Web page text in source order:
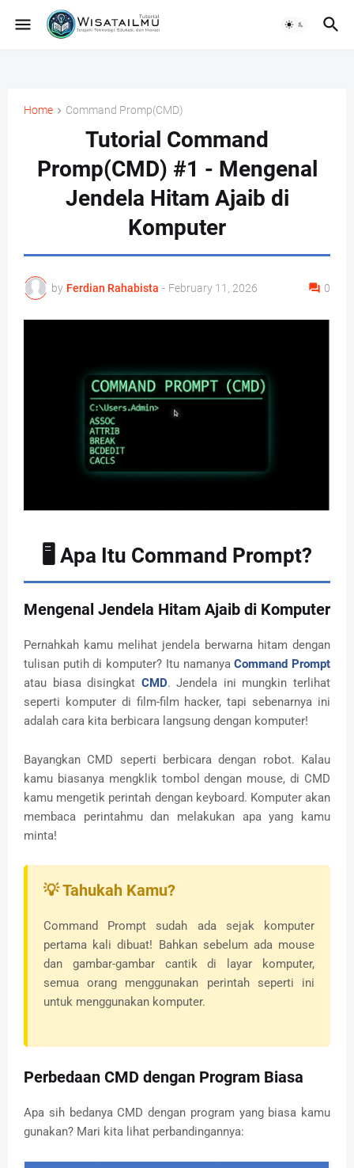
Home Command Promp(CMD)
Tutorial Command
Promp(CMD) #1 - Mengenal
Jendela Hitam Ajaib di
Komputer
by Ferdian Rahabista - February 11, 2026 0
🖥️ Apa Itu Command Prompt?
Mengenal Jendela Hitam Ajaib di Komputer
Pernahkah kamu melihat jendela berwarna hitam dengan
tulisan putih di komputer? Itu namanyaCommand Prompt
atau biasa disingkat CMD. Jendela ini mungkin terlihat
seperti komputer di film-film hacker, tapi sebenarnya ini
adalah cara kita berbicara langsung dengan komputer!
Bayangkan CMD seperti berbicara dengan robot. Kalau
kamu biasanya mengklik tombol dengan mouse, di CMD
kamu mengetik perintah dengan keyboard. Komputer akan
membaca perintahmu dan melakukan apa yang kamu
minta!
💡 Tahukah Kamu?
Command Prompt sudah ada sejak komputer
pertama kali dibuat! Bahkan sebelum ada mouse
dan gambar-gambar cantik di layar komputer,
semua orang menggunakan perintah seperti ini
untuk menggunakan komputer.
Perbedaan CMD dengan Program Biasa
Apa sih bedanya CMD dengan program yang biasa kamu
gunakan? Mari kita lihat perbandingannya: